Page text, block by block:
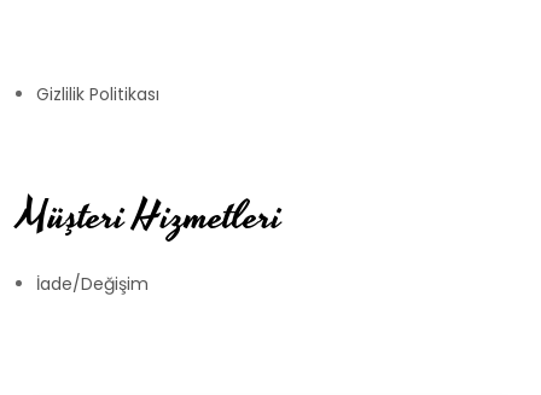
Gizlilik Politikası
Müşteri Hizmetleri
İade/Değişim